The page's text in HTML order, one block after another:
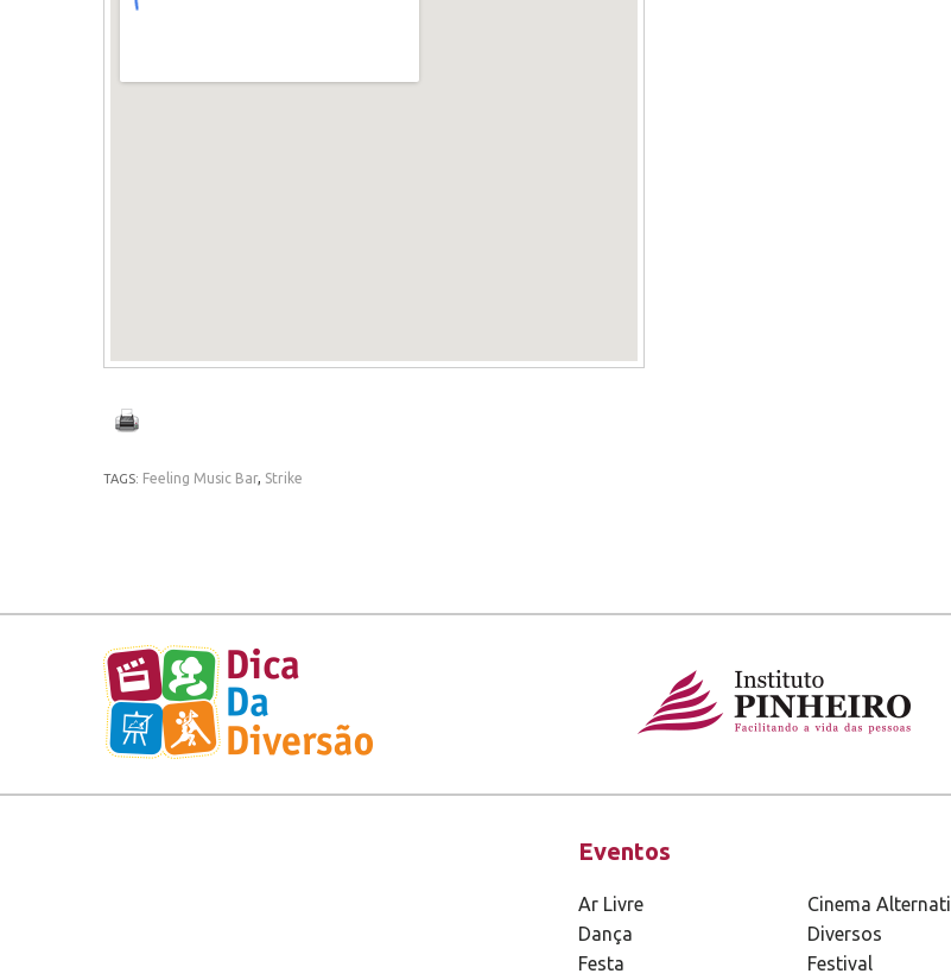
TAGS: Feeling Music Bar, Strike
Eventos
Ar Livre Cinema
Dança
Diversos
Festa
Festival